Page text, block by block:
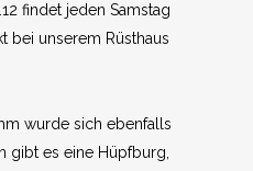
findet jeden Samstag
bei unserem Rüsthaus
wurde sich ebenfalls
gibt es eine Hüpfburg,